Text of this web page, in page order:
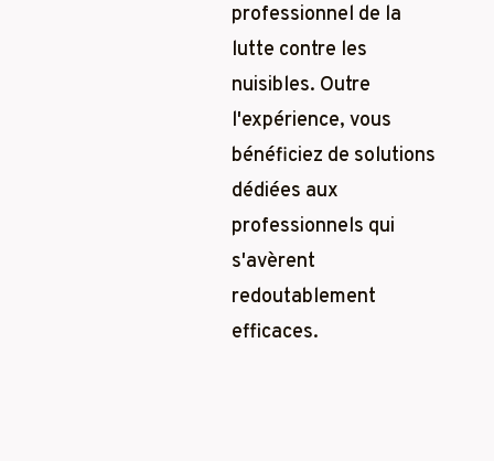
professionnel de la
lutte contre les
nuisibles. Outre
l'expérience, vous
bénéficiez de solutions
dédiées aux
professionnels qui
s'avèrent
redoutablement
efficaces.